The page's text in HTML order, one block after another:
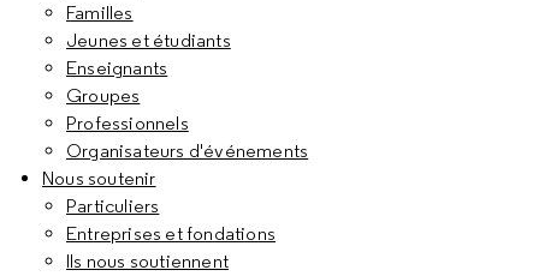
Familles
Jeunes et étudiants
Enseignants
Groupes
Professionnels
Organisateurs d'événements
Nous soutenir
Particuliers
Entreprises et fondations
Ils nous soutiennent